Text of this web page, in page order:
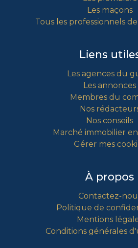
Les maçons
Tous les professionnels
Liens
Les agences du
Les annonces
Membres du
Nos
Nos conseils
Marché immobilier
Gérer mes
À propos
Contactez-
Politique de
Mentions
Conditions générales